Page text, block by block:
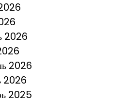
2026
2026
2026
2025